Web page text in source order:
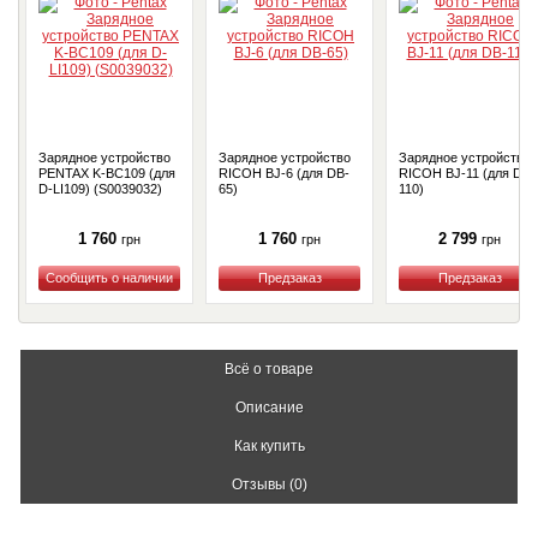
Зарядное устройство
PENTAX K-BC109 (для
D-LI109) (S0039032)
1 760 грн
Купить
Зарядное устройство
RICOH BJ-6 (для DB-
65)
1 760 грн
Купить
Зарядное устройство
RICOH BJ-11 (для DB-
110)
2 799 грн
Купить
Всё о товаре
Описание
Как купить
Отзывы (0)